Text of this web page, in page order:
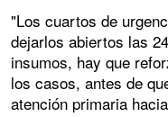
"Los cuartos de
dejarlos abiertos las
insumos, hay que
los casos, antes de
atención primaria